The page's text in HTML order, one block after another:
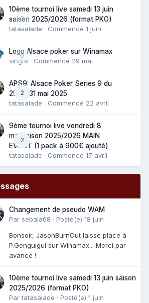
0
10ème tournoi live samedi 13 juin
saison 2025/2026 (format PKO)
tatasalade · Commencé 1 juin
0
Logo Alsace poker sur Winamax
vingte · Commencé 29 mai
2
APS9: Alsace Poker Series 9 du
25 au 31 mai 2025
tatasalade · Commencé 22 avril
2
9ème tournoi live vendredi 8
mai saison 2025/2026 MAIN
EVENT (1 pack à 900€ ajouté)
tatasalade · Commencé 17 avril
Changement de pseudo WAM
Par sebala68 · Posté(e) 18 juin
Bonsoir, JasonBurnOut laisse place à
P.Genguigui sur Winamax... Merci par
avance !
10ème tournoi live samedi 13 juin saison
2025/2026 (format PKO)
Partatasalade · Posté(e) 1 juin